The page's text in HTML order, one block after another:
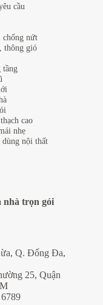
cầu
chống nứt
thông gió
tầng
cao
nhẹ
dùng nội thất
nhà trọn gói
Q. Đống Đa,
25, Quận